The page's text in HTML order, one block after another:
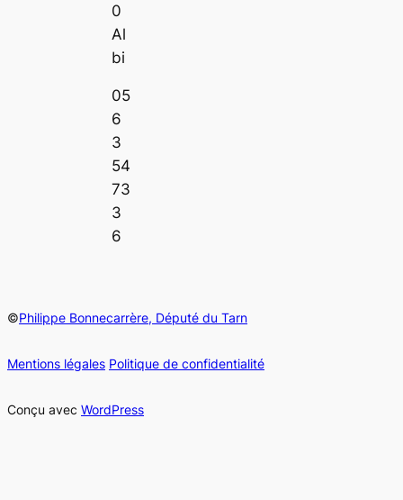
0
Al
bi
05
6
3
54
73
3
6
©Philippe Bonnecarrère, Député du Tarn
Mentions légales Politique de confidentialité
Conçu avec WordPress